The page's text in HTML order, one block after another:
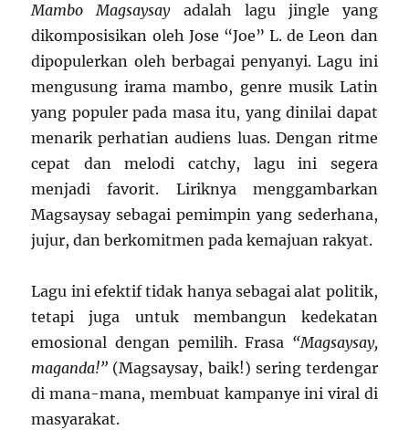
Mambo Magsaysayadalah lagu jingle yang
dikomposisikan oleh Jose “Joe” L. de Leon dan
dipopulerkan oleh berbagai penyanyi. Lagu ini
mengusung irama mambo, genre musik Latin
yang populer pada masa itu, yang dinilai dapat
menarik perhatian audiens luas. Dengan ritme
cepat dan melodi catchy, lagu ini segera
menjadi favorit. Liriknya menggambarkan
Magsaysay sebagai pemimpin yang sederhana,
jujur, dan berkomitmen pada kemajuan rakyat.
Lagu ini efektif tidak hanya sebagai alat politik,
tetapi juga untuk membangun kedekatan
emosional dengan pemilih. Frasa “Magsaysay,
maganda!” (Magsaysay, baik!) sering terdengar
di mana-mana, membuat kampanye ini viral di
masyarakat.